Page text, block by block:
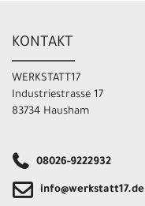
KONTAKT
WERKSTATT17
Industriestrasse 17
83734 Hausham
08026-9222932
info@werkstatt17.de